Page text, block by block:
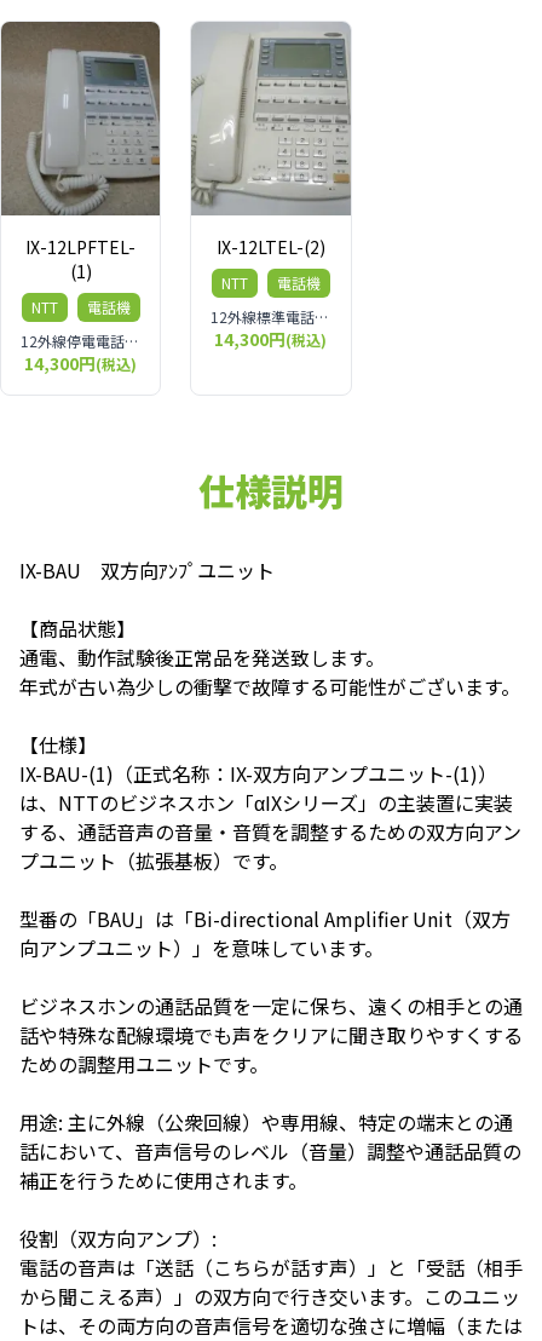
IX-12LPFTEL-
(1)
NTT
電話機
12外線停電電話機 IX-12LPFTEL-(1)
14,300円(税込)
IX-12LTEL-(2)
NTT
電話機
12外線標準電話機 IX-12LTEL-(2)
14,300円(税込)
仕様説明
IX-BAU 双方向ｱﾝﾌﾟユニット
【商品状態】
通電、動作試験後正常品を発送致します。
年式が古い為少しの衝撃で故障する可能性がございます。
【仕様】
IX-BAU-(1)（正式名称：IX-双方向アンプユニット-(1)）
は、NTTのビジネスホン「αIXシリーズ」の主装置に実装
する、通話音声の音量・音質を調整するための双方向アン
プユニット（拡張基板）です。
型番の「BAU」は「Bi-directional Amplifier Unit（双方
向アンプユニット）」を意味しています。
ビジネスホンの通話品質を一定に保ち、遠くの相手との通
話や特殊な配線環境でも声をクリアに聞き取りやすくする
ための調整用ユニットです。
用途: 主に外線（公衆回線）や専用線、特定の端末との通
話において、音声信号のレベル（音量）調整や通話品質の
補正を行うために使用されます。
役割（双方向アンプ）:
電話の音声は「送話（こちらが話す声）」と「受話（相手
から聞こえる声）」の双方向で行き交います。このユニッ
トは、その両方向の音声信号を適切な強さに増幅（または